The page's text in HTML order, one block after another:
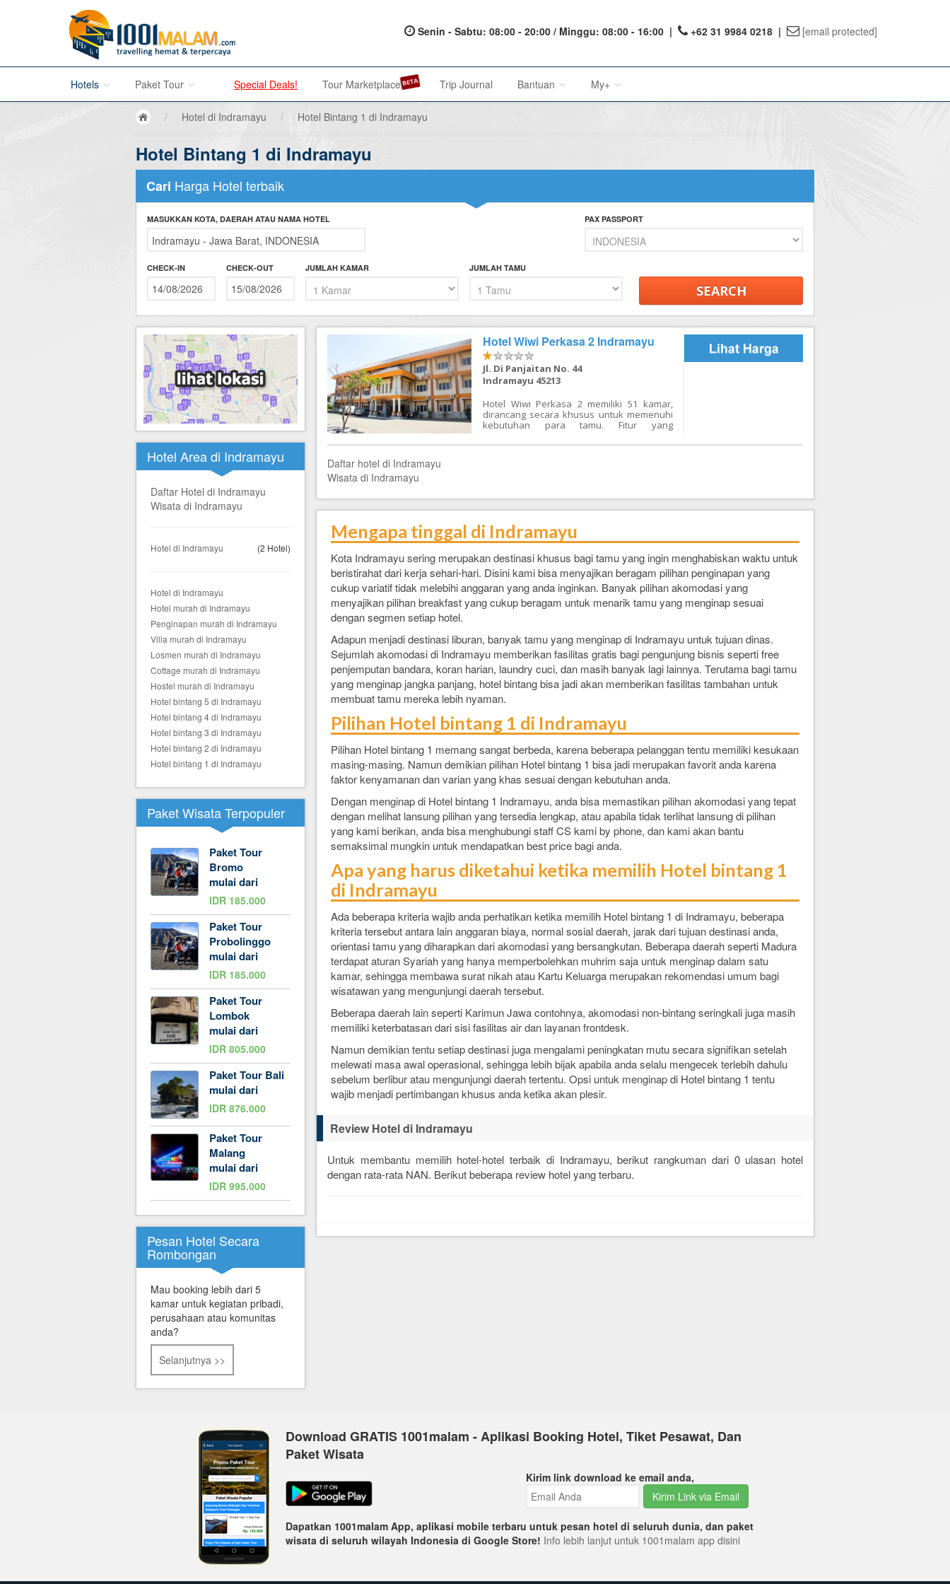
Senin - Sabtu: 08:00 - 20:00 / Minggu: 08:00 - 16:00 | +62 31 9984 0218 | [email protected]
Hotels
Hotel di Bandung
Hotel di Surabaya
Hotel di Malang
Hotel di Solo (Surakarta)
Hotel di Semarang
Hotel di Medan
Hotel di Batam
Paket Tour
Promo Paket Tour Wisata
Tour di Bromo
Tour di Karimun Jawa
Tour di Banyuwangi
Tour di Bali
Tour di Komodo
Tour di Lombok
Tour di Flores
Tour di Danau Toba, Medan
Tour di Singapore
Special Deals! Tour Marketplace Trip Journal Bantuan
Terms of Service
Contact Us
My+
Affiliate Reward
/ Hotel di Indramayu / Hotel Bintang 1 di Indramayu
Hotel Bintang 1 di Indramayu
Cari Harga Hotel terbaik
MASUKKAN KOTA, DAERAH ATAU NAMA HOTEL PAX PASSPORT
CHECK-IN CHECK-OUT JUMLAH KAMAR JUMLAH TAMU
Hotel Area di Indramayu
Daftar Hotel di Indramayu
Wisata di Indramayu
Hotel di Indramayu (2 Hotel)
Hotel di Indramayu
Hotel murah di Indramayu
Penginapan murah di Indramayu
Villa murah di Indramayu
Losmen murah di Indramayu
Cottage murah di Indramayu
Hostel murah di Indramayu
Hotel bintang 5 di Indramayu
Hotel bintang 4 di Indramayu
Hotel bintang 3 di Indramayu
Hotel bintang 2 di Indramayu
Hotel bintang 1 di Indramayu
Paket Wisata Terpopuler
Paket Tour
Bromo
mulai dari
IDR 185.000
Paket Tour
Probolinggo
mulai dari
IDR 185.000
Paket Tour
Lombok
mulai dari
IDR 805.000
Paket Tour Bali
mulai dari
IDR 876.000
Paket Tour
Malang
mulai dari
IDR 995.000
Pesan Hotel Secara
Rombongan
Mau booking lebih dari 5
kamar untuk kegiatan pribadi,
perusahaan atau komunitas
anda?
Selanjutnya >>
Hotel Wiwi Perkasa 2 Indramayu
Jl. Di Panjaitan No. 44
Indramayu 45213
Hotel Wiwi Perkasa 2 memiliki 51 kamar,
dirancang secara khusus untuk memenuhi
kebutuhan para tamu. Fitur yang
televisi, AC, shower, fasilitas rapat, layanan
juga memiliki taman dengan ukuran cukup
luas bagi anda yang ingin berolah raga
di pagi hari. Hotel ini memadukan layanan
dan fasilitas tercanggih untuk memberikan
pengalaman penginapan yang tak
terlupakan bagi para tamu.
Daftar hotel di Indramayu
Wisata di Indramayu
Mengapa tinggal di Indramayu
Kota Indramayu sering merupakan destinasi khusus bagi tamu yang ingin menghabiskan waktu untuk
beristirahat dari kerja sehari-hari. Disini kami bisa menyajikan beragam pilihan penginapan yang
cukup variatif tidak melebihi anggaran yang anda inginkan. Banyak pilihan akomodasi yang
menyajikan pilihan breakfast yang cukup beragam untuk menarik tamu yang menginap sesuai
dengan segmen setiap hotel.
Adapun menjadi destinasi liburan, banyak tamu yang menginap di Indramayu untuk tujuan dinas.
Sejumlah akomodasi di Indramayu memberikan fasilitas gratis bagi pengunjung bisnis seperti free
penjemputan bandara, koran harian, laundry cuci, dan masih banyak lagi lainnya. Terutama bagi tamu
yang menginap jangka panjang, hotel bintang bisa jadi akan memberikan fasilitas tambahan untuk
membuat tamu mereka lebih nyaman.
Pilihan Hotel bintang 1 di Indramayu
Pilihan Hotel bintang 1 memang sangat berbeda, karena beberapa pelanggan tentu memiliki kesukaan
masing-masing. Namun demikian pilihan Hotel bintang 1 bisa jadi merupakan favorit anda karena
faktor kenyamanan dan varian yang khas sesuai dengan kebutuhan anda.
Dengan menginap di Hotel bintang 1 Indramayu, anda bisa memastikan pilihan akomodasi yang tepat
dengan melihat lansung pilihan yang tersedia lengkap, atau apabila tidak terlihat lansung di pilihan
yang kami berikan, anda bisa menghubungi staff CS kami by phone, dan kami akan bantu
semaksimal mungkin untuk mendapatkan best price bagi anda.
Apa yang harus diketahui ketika memilih Hotel bintang 1
di Indramayu
Ada beberapa kriteria wajib anda perhatikan ketika memilih Hotel bintang 1 di Indramayu, beberapa
kriteria tersebut antara lain anggaran biaya, normal sosial daerah, jarak dari tujuan destinasi anda,
orientasi tamu yang diharapkan dari akomodasi yang bersangkutan. Beberapa daerah seperti Madura
terdapat aturan Syariah yang hanya memperbolehkan muhrim saja untuk menginap dalam satu
kamar, sehingga membawa surat nikah atau Kartu Keluarga merupakan rekomendasi umum bagi
wisatawan yang mengunjungi daerah tersebut.
Beberapa daerah lain seperti Karimun Jawa contohnya, akomodasi non-bintang seringkali juga masih
memiliki keterbatasan dari sisi fasilitas air dan layanan frontdesk.
Namun demikian tentu setiap destinasi juga mengalami peningkatan mutu secara signifikan setelah
melewati masa awal operasional, sehingga lebih bijak apabila anda selalu mengecek terlebih dahulu
sebelum berlibur atau mengunjungi daerah tertentu. Opsi untuk menginap di Hotel bintang 1 tentu
wajib menjadi pertimbangan khusus anda ketika akan plesir.
Review Hotel di Indramayu
Untuk membantu memilih hotel-hotel terbaik di Indramayu, berikut rangkuman dari 0ulasan hotel
dengan rata-rata NAN. Berikut beberapa review hotel yang terbaru.
Download GRATIS 1001malam - Aplikasi Booking Hotel, Tiket Pesawat, Dan
Paket Wisata
Kirim link download ke email anda,
Kirim Link via Email
Dapatkan 1001malam App, aplikasi mobile terbaru untuk pesan hotel di seluruh dunia, dan paket
wisata di seluruh wilayah Indonesia di Google Store! Info lebih lanjut untuk 1001malam app disini